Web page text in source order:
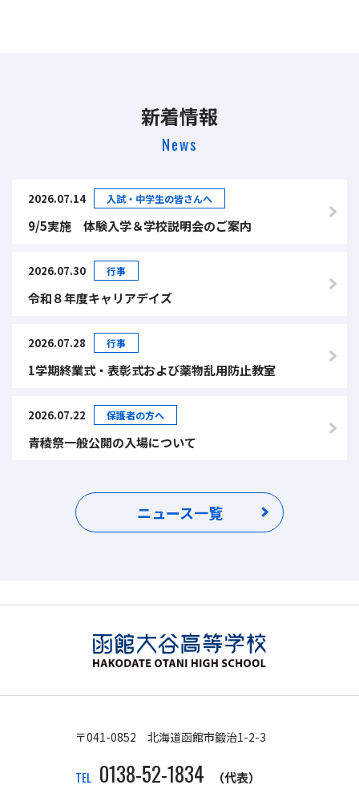
新着情報
News
2026.07.14 入試・中学生の皆さんへ
9/5実施 体験入学＆学校説明会のご案内
2026.07.30 行事
令和８年度キャリアデイズ
2026.07.28 行事
1学期終業式・表彰式および薬物乱用防止教室
2026.07.22 保護者の方へ
青稜祭一般公開の入場について
ニュース一覧
〒041-0852 北海道函館市鍛治1-2-3
TEL 0138-52-1834 （代表）